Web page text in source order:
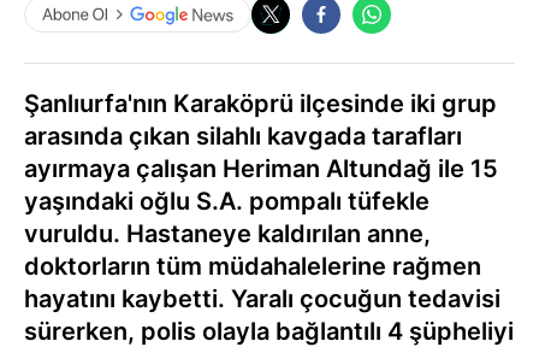
Şanlıurfa'nın Karaköprü ilçesinde iki grup
arasında çıkan silahlı kavgada tarafları
ayırmaya çalışan Heriman Altundağ ile 15
yaşındaki oğlu S.A. pompalı tüfekle
vuruldu. Hastaneye kaldırılan anne,
doktorların tüm müdahalelerine rağmen
hayatını kaybetti. Yaralı çocuğun tedavisi
sürerken, polis olayla bağlantılı 4 şüpheliyi